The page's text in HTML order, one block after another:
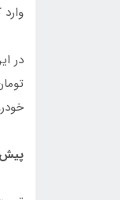
وارد
خودرو